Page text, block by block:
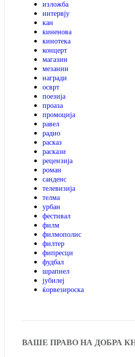
изложба
интервју
кан
киненова
кинотека
концерт
магазин
мезанин
награди
осврт
поезија
проаза
промоција
равел
радио
расказ
раскази
рецензија
роман
санденс
телевизија
телма
урбан
фестивал
филм
филмополис
филтер
фипресци
фудбал
шрапнел
јубилеј
ќорвезироска
ВАШЕ ПРАВО НА ДОБРА